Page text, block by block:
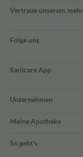
Vertraue unserem
Folge uns
Sanicare App
Unternehmen
Meine Apotheke
So geht's